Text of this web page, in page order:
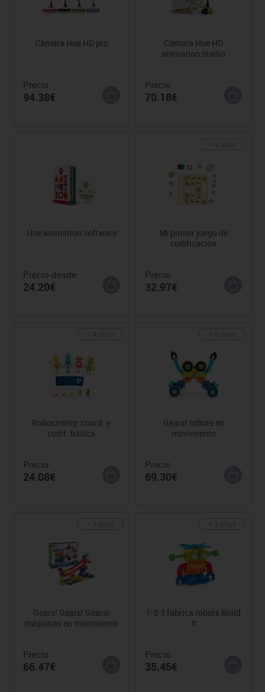
Cámara Hue HD pro
Precio
94.38€
Cámara Hue HD
animation studio
Precio
70.18€
Hue animation software
Precio desde
24.20€
Mi primer juego de
codificación
Precio
32.97€
Robocoding: coord. y
codif. básica
Precio
24.08€
Gears! robots en
movimiento
Precio
69.30€
Gears! Gears! Gears!
máquinas en movimiento
Precio
66.47€
1-2-3 fábrica robots Build
It
Precio
35.45€